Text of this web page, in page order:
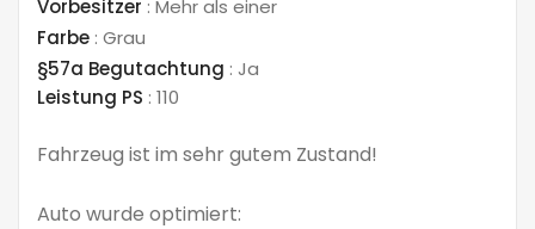
Vorbesitzer : Mehr als einer
Farbe : Grau
§57a Begutachtung : Ja
Leistung PS : 110
Fahrzeug ist im sehr gutem Zustand!
Auto wurde optimiert: